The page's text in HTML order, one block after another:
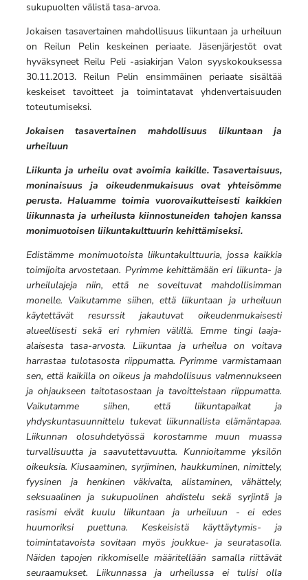
sukupuolten välistä tasa-arvoa.
Jokaisen tasavertainen mahdollisuus liikuntaan ja urheiluun
on Reilun Pelin keskeinen periaate. Jäsenjärjestöt ovat
hyväksyneet Reilu Peli -asiakirjan Valon syyskokouksessa
30.11.2013. Reilun Pelin ensimmäinen periaate sisältää
keskeiset tavoitteet ja toimintatavat yhdenvertaisuuden
toteutumiseksi.
Jokaisen tasavertainen mahdollisuus liikuntaan ja
urheiluun
Liikunta ja urheilu ovat avoimia kaikille. Tasavertaisuus,
moninaisuus ja oikeudenmukaisuus ovat yhteisömme
perusta. Haluamme toimia vuorovaikutteisesti kaikkien
liikunnasta ja urheilusta kiinnostuneiden tahojen kanssa
monimuotoisen liikuntakulttuurin kehittämiseksi.
Edistämme monimuotoista liikuntakulttuuria, jossa kaikkia
toimijoita arvostetaan. Pyrimme kehittämään eri liikunta- ja
urheilulajeja niin, että ne soveltuvat mahdollisimman
monelle. Vaikutamme siihen, että liikuntaan ja urheiluun
käytettävät resurssit jakautuvat oikeudenmukaisesti
alueellisesti sekä eri ryhmien välillä. Emme tingi laaja-
alaisesta tasa-arvosta. Liikuntaa ja urheilua on voitava
harrastaa tulotasosta riippumatta. Pyrimme varmistamaan
sen, että kaikilla on oikeus ja mahdollisuus valmennukseen
ja ohjaukseen taitotasostaan ja tavoitteistaan riippumatta.
Vaikutamme siihen, että liikuntapaikat ja
yhdyskuntasuunnittelu tukevat liikunnallista elämäntapaa.
Liikunnan olosuhdetyössä korostamme muun muassa
turvallisuutta ja saavutettavuutta. Kunnioitamme yksilön
oikeuksia. Kiusaaminen, syrjiminen, haukkuminen, nimittely,
fyysinen ja henkinen väkivalta, alistaminen, vähättely,
seksuaalinen ja sukupuolinen ahdistelu sekä syrjintä ja
rasismi eivät kuulu liikuntaan ja urheiluun - ei edes
huumoriksi puettuna. Keskeisistä käyttäytymis- ja
toimintatavoista sovitaan myös joukkue- ja seuratasolla.
Näiden tapojen rikkomiselle määritellään samalla riittävät
seuraamukset. Liikunnassa ja urheilussa ei tulisi olla